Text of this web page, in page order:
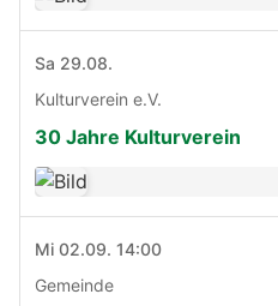
Sa 29.08.
Kulturverein e.V.
30 Jahre Kulturverein
Mi 02.09. 14:00
Gemeinde